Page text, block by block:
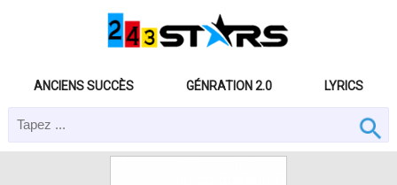
ANCIENS SUCCÈS GÉNRATION 2.0 LYRICS